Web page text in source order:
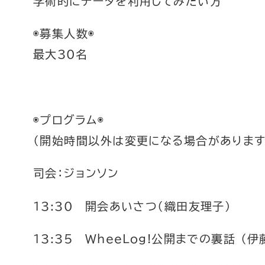
◉募集人数◉
最大30名
◉プログラム◉
（開始時間以外は変更になる場合があります
司会：ジョンソン
13:30 開会あいさつ（織田友理子）
13:35 WheeLog!公開までの裏話 （伊藤